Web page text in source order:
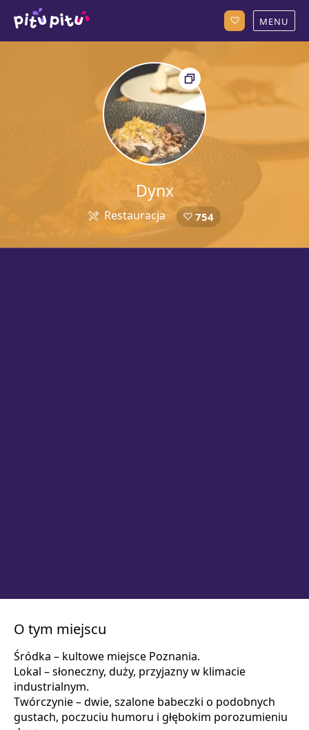
Dynx
5 Restauracja 754
O tym miejscu
Śródka – kultowe miejsce Poznania.
Lokal – słoneczny, duży, przyjazny w klimacie
industrialnym.
Twórczynie – dwie, szalone babeczki o podobnych
gustach, poczuciu humoru i głębokim porozumieniu